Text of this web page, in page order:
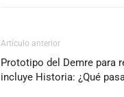
Artículo anterior
Prototipo del Demre para
incluye Historia: ¿Qué